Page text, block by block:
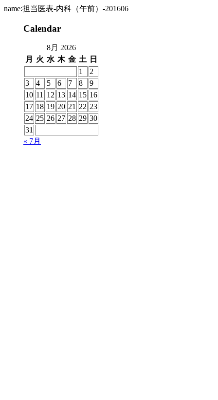
name:担当医表-内科（午前）-201606
Calendar
8月 2026
月
火 水 木 金 土 日
1
2
3
4 5 6 7 8
9
10 11 12 13 14 15 16
17 18 19 20 21 22 23
24 25 26 27 28 29 30
31
« 7月